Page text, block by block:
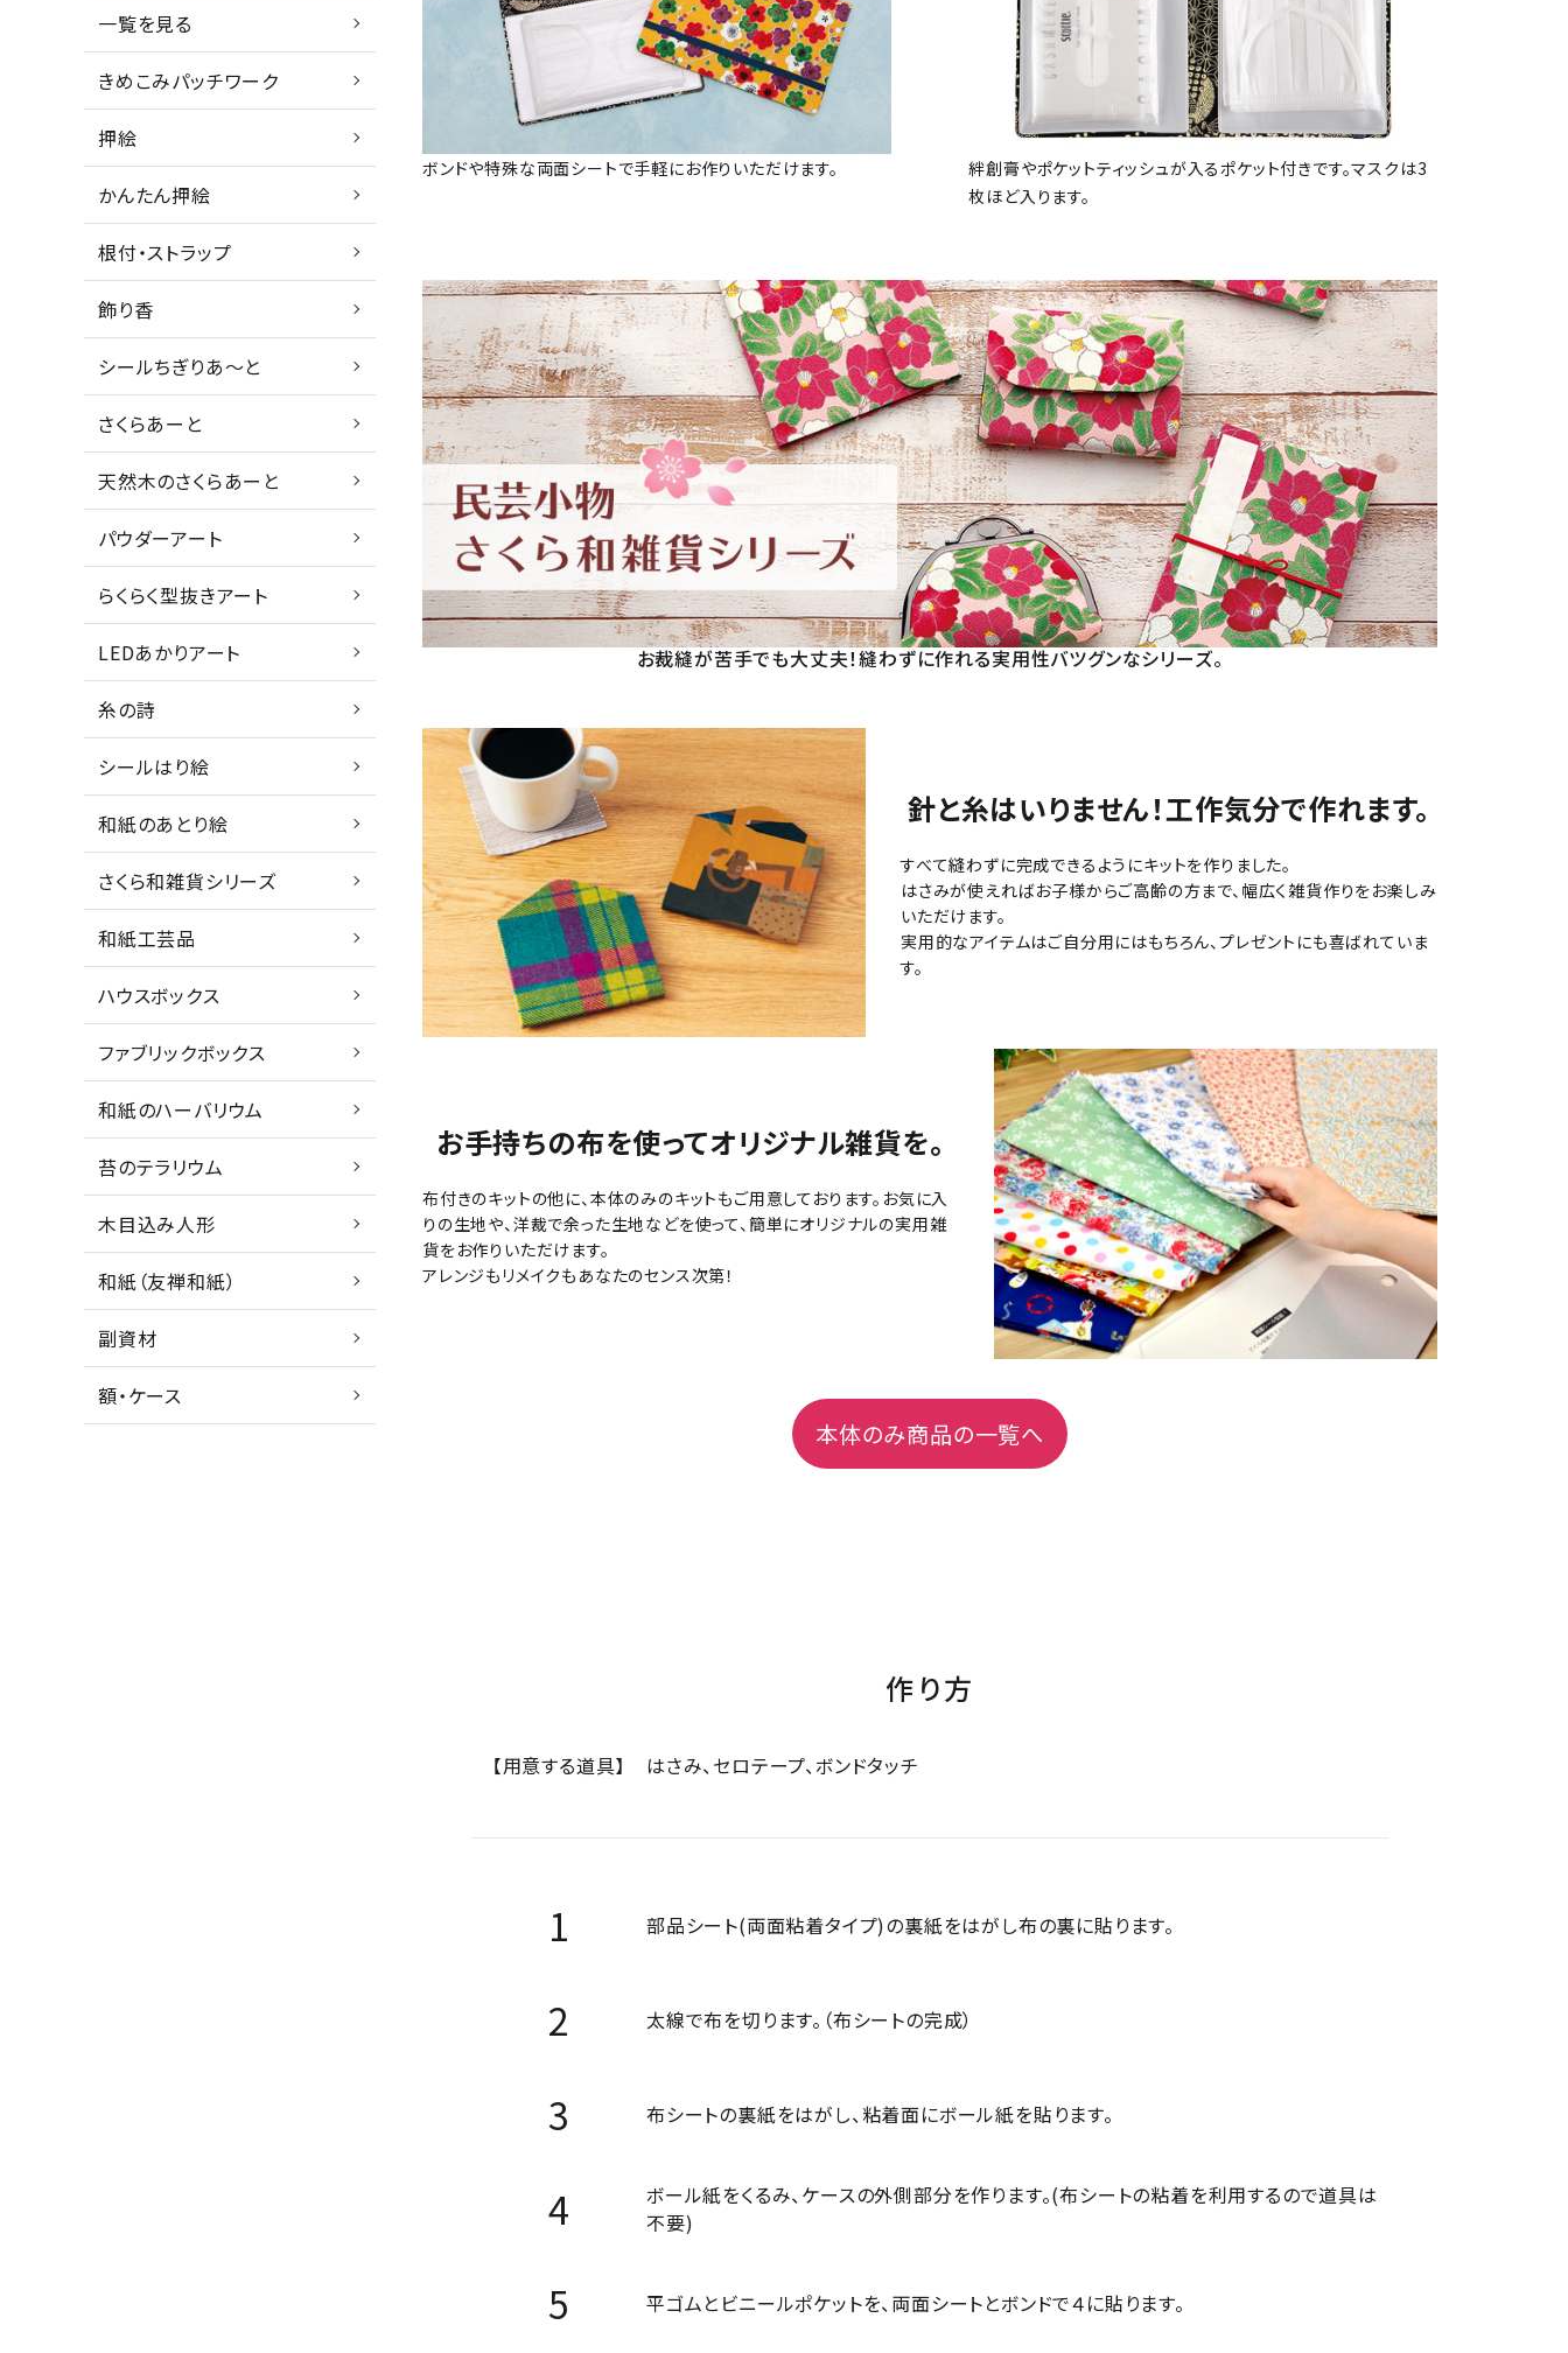
一覧を見る
きめこみパッチワーク
押絵
かんたん押絵
根付・ストラップ
飾り香
シールちぎりあ～と
さくらあーと
天然木のさくらあーと
パウダーアート
らくらく型抜きアート
LEDあかりアート
糸の詩
シールはり絵
和紙のあとり絵
さくら和雑貨シリーズ
和紙工芸品
ハウスボックス
ファブリックボックス
和紙のハーバリウム
苔のテラリウム
木目込み人形
和紙（友禅和紙）
副資材
額・ケース
ボンドや特殊な両面シートで手軽にお作りいただけます。
絆創膏やポケットティッシュが入るポケット付きです。マスクは3
枚ほど入ります。
お裁縫が苦手でも大丈夫！縫わずに作れる実用性バツグンなシリーズ。
針と糸はいりません！工作気分で作れます。
すべて縫わずに完成できるようにキットを作りました。
はさみが使えればお子様からご高齢の方まで、幅広く雑貨作りをお楽しみ
いただけます。
実用的なアイテムはご自分用にはもちろん、プレゼントにも喜ばれていま
す。
お手持ちの布を使ってオリジナル雑貨を。
布付きのキットの他に、本体のみのキットもご用意しております。お気に入
りの生地や、洋裁で余った生地などを使って、簡単にオリジナルの実用雑
貨をお作りいただけます。
アレンジもリメイクもあなたのセンス次第！
本体のみ商品の一覧へ
作り方
【用意する道具】 はさみ、セロテープ、ボンドタッチ
部品シート(両面粘着タイプ)の裏紙をはがし布の裏に貼ります。
太線で布を切ります。（布シートの完成）
布シートの裏紙をはがし、粘着面にボール紙を貼ります。
ボール紙をくるみ、ケースの外側部分を作ります。(布シートの粘着を利用するので道具は
不要)
平ゴムとビニールポケットを、両面シートとボンドで４に貼ります。